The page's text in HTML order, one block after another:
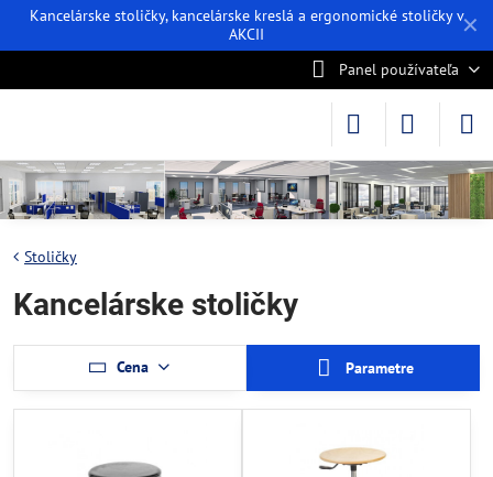
✕
Kancelárske stoličky, kancelárske kreslá a ergonomické stoličky v
AKCII
Panel používateľa
Stoličky
Kancelárske stoličky
Cena Parametre